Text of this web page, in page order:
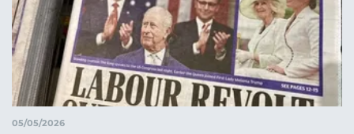
05/05/2026